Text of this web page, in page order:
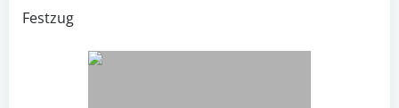
Festzug